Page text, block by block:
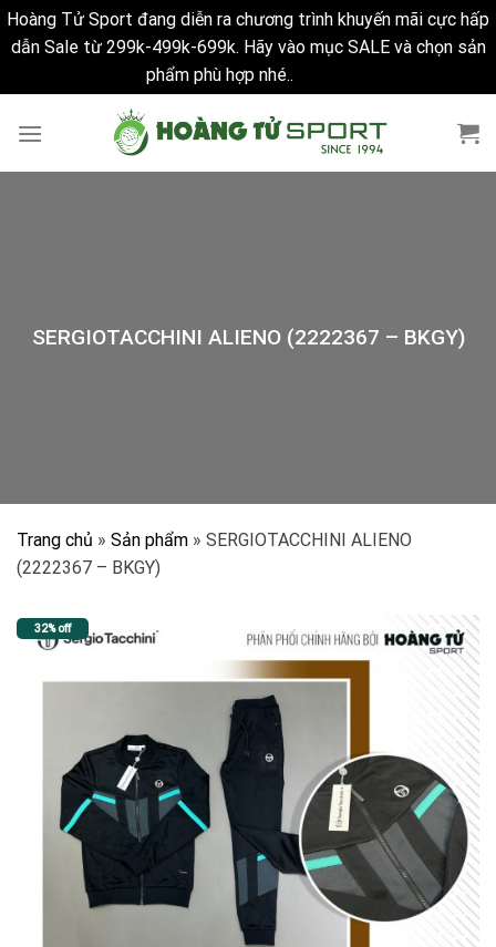
Hoàng Tử Sport đang diễn ra chương trình khuyến mãi cực hấp
dẫn Sale từ 299k-499k-699k. Hãy vào mục SALE và chọn sản
phẩm phù hợp nhé..
SERGIOTACCHINI ALIENO (2222367 – BKGY)
Trang chủ » Sản phẩm » SERGIOTACCHINI ALIENO
(2222367 – BKGY)
32% off